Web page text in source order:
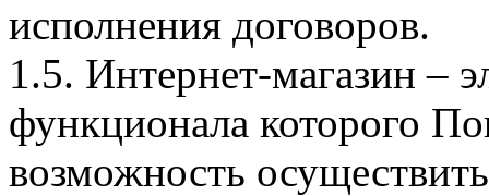
исполнения договоров.
1.5. Интернет-магазин –
функционала которого
возможность